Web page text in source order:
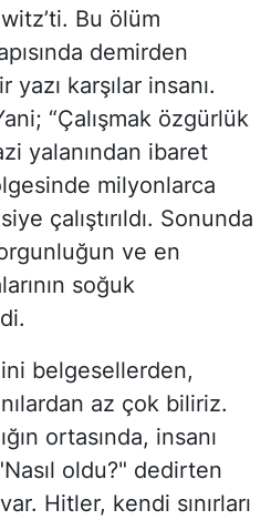
Bu ölüm
demirden
karşılar insanı.
“Çalışmak özgürlük
yalanından ibaret
milyonlarca
çalıştırıldı. Sonunda
ve en
soğuk
belgesellerden,
az çok biliriz.
ortasında, insanı
oldu?" dedirten
Hitler, kendi sınırları